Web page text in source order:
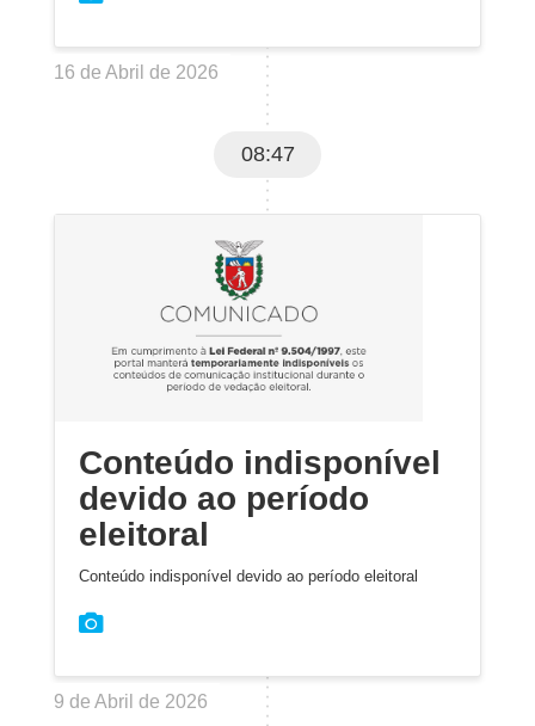
16 de Abril de 2026
08:47
Conteúdo indisponível
devido ao período
eleitoral
Conteúdo indisponível devido ao período eleitoral
9 de Abril de 2026